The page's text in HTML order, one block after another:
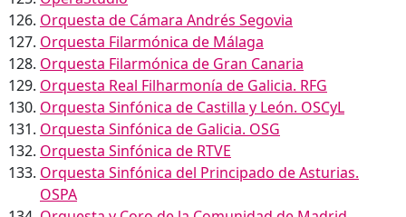
Orquesta de Cámara Andrés Segovia
Orquesta Filarmónica de Málaga
Orquesta Filarmónica de Gran Canaria
Orquesta Real Filharmonía de Galicia. RFG
Orquesta Sinfónica de Castilla y León. OSCyL
Orquesta Sinfónica de Galicia. OSG
Orquesta Sinfónica de RTVE
Orquesta Sinfónica del Principado de Asturias.
OSPA